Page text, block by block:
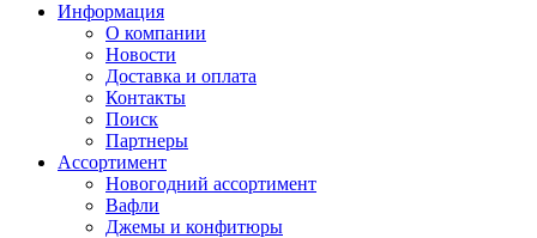
Информация
О компании
Новости
Доставка и оплата
Контакты
Поиск
Партнеры
Ассортимент
Новогодний ассортимент
Вафли
Джемы и конфитюры